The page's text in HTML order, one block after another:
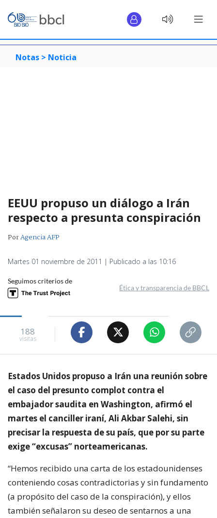
Notas > Noticia
EEUU propuso un diálogo a Irán
respecto a presunta conspiración
PorAgencia AFP
Martes 01 noviembre de 2011 | Publicado a las 10:16
Seguimos criterios de
Ética y transparencia de BBCL
188
visitas
Estados Unidos propuso a Irán una reunión sobre
el caso del presunto complot contra el
embajador saudita en Washington, afirmó el
martes el canciller iraní, Ali Akbar Salehi, sin
precisar la respuesta de su país, que por su parte
exige “excusas” norteamericanas.
“Hemos recibido una carta de los estadounidenses
conteniendo cosas contradictorias y sin fundamento
(a propósito del caso de la conspiración), y ellos
también señalaron su deseo de sentarnos a una